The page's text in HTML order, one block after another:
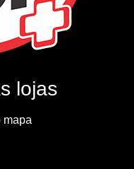
lojas
mapa